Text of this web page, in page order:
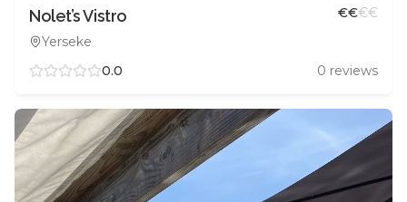
Nolet’s Vistro
Yerseke
€€€€
0.0 0 reviews